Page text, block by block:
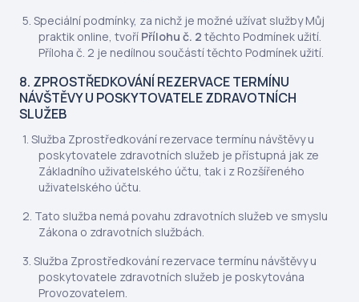
Speciální podmínky, za nichž je možné užívat služby Můj
praktik online, tvoří Přílohu č. 2 těchto Podmínek užití.
Příloha č. 2 je nedílnou součástí těchto Podmínek užití.
8. ZPROSTŘEDKOVÁNÍ REZERVACE TERMÍNU
NÁVŠTĚVY U POSKYTOVATELE ZDRAVOTNÍCH
SLUŽEB
Služba Zprostředkování rezervace termínu návštěvy u
poskytovatele zdravotních služeb je přístupná jak ze
Základního uživatelského účtu, tak i z Rozšířeného
uživatelského účtu.
Tato služba nemá povahu zdravotních služeb ve smyslu
Zákona o zdravotních službách.
Služba Zprostředkování rezervace termínu návštěvy u
poskytovatele zdravotních služeb je poskytována
Provozovatelem.